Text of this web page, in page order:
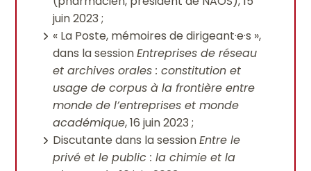
juin 2023 ;
« La Poste, mémoires de dirigeant·e·s »,
dans la sessionEntreprises de réseau
et archives orales : constitution et
usage de corpus à la frontière entre
monde de l’entreprises et monde
académique, 16 juin 2023 ;
Discutante dans la sessionEntre le
privé et le public : la chimie et la